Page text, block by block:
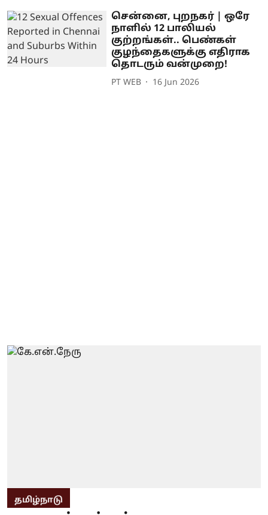
சென்னை, புறநகர் | ஒரே
நாளில் 12 பாலியல்
குற்றங்கள்.. பெண்கள்
குழந்தைகளுக்கு எதிராக
தொடரும் வன்முறை!
PT WEB 16 Jun 2026
தமிழ்நாடு